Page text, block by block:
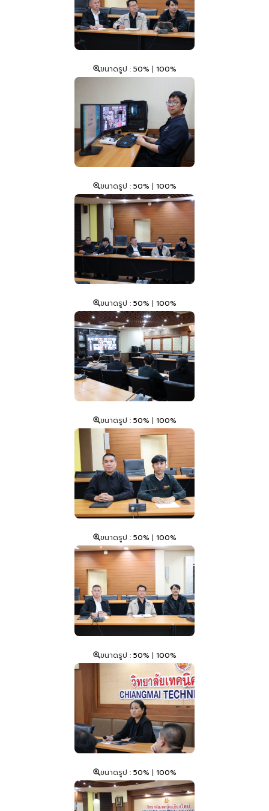
ขนาดรูป : 50% | 100%
ขนาดรูป : 50% | 100%
ขนาดรูป : 50% | 100%
ขนาดรูป : 50% | 100%
ขนาดรูป : 50% | 100%
ขนาดรูป : 50% | 100%
ขนาดรูป : 50% | 100%